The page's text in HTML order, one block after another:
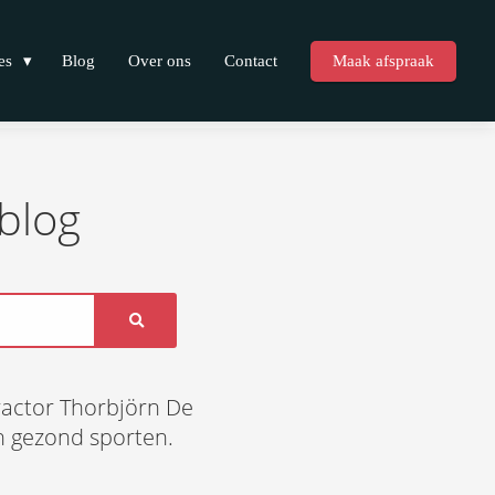
Blog Over ons Contact Maak afspraak
Thorbjörn De
gezond sporten.